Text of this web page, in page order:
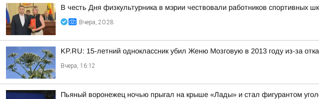
В честь Дня физкультурника в мэрии чествовали работников спортивных
Вчера, 20:28
KP.RU: 15-летний одноклассник убил Женю Мозговую в 2013 году из-за
Вчера, 16:12
Пьяный воронежец ночью прыгал на крыше «Лады» и стал фигурантом